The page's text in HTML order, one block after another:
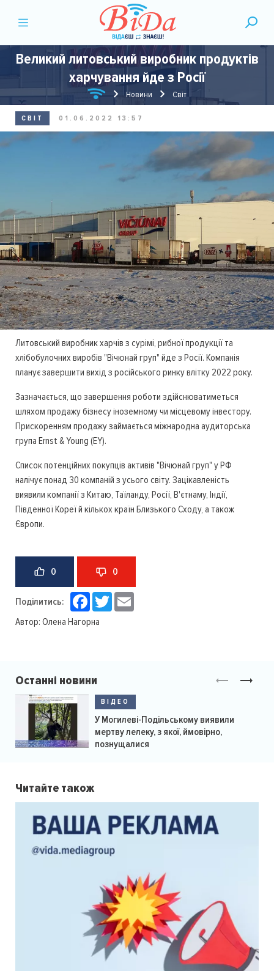
Великий литовський виробник продуктів
харчування йде з Росії
Новини Світ
СВІТ 01.06.2022 13:57
Литовський виробник харчів з сурімі, рибної продукції та
хлібобулочних виробів "Вічюнай груп" йде з Росії. Компанія
планує завершити вихід з російського ринку влітку 2022 року.
Зазначається, що завершення роботи здійснюватиметься
шляхом продажу бізнесу іноземному чи місцевому інвестору.
Прискоренням продажу займається міжнародна аудиторська
група Ernst & Young (EY).
Список потенційних покупців активів "Вічюнай груп" у РФ
налічує понад 30 компаній з усього світу. Зацікавленість
виявили компанії з Китаю, Таїланду, Росії, В'єтнаму, Індії,
Південної Кореї й кількох країн Близького Сходу, а також
Європи.
0 0
Поділитись: Facebook
Twitter
Автор: Олена Нагорна
Останні новини
ВІДЕО
У Могилеві-Подільському виявили
мертву лелеку, з якої, ймовірно,
познущалися
Читайте також